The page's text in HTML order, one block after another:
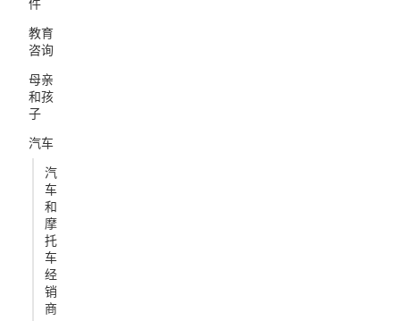
件
教育
咨询
母亲
和孩
子
汽车
汽
车
和
摩
托
车
经
销
商